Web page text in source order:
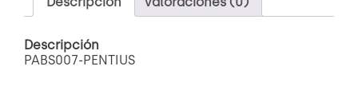
cantidad
Descripción
PABS007-PENTIUS